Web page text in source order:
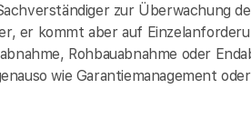
zur Überwachung
er kommt aber auf
Rohbauabnahme oder
wie Garantiemanagement